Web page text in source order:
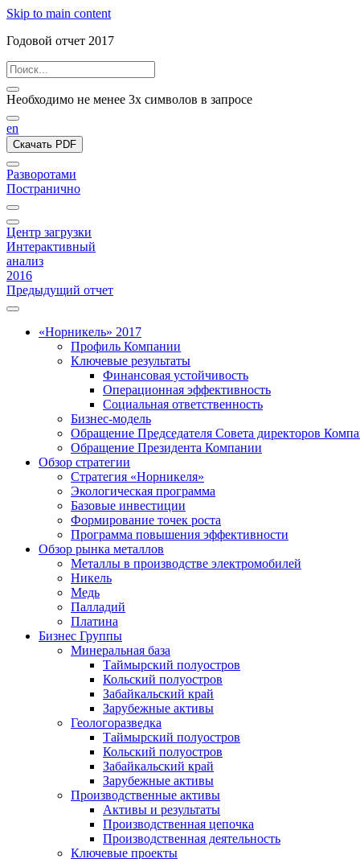
Skip to main content
Годовой отчет 2017
Необходимо не менее 3х символов в запросе
en
Скачать PDF
Разворотами
Постранично
Центр загрузки
Интерактивный
анализ
2016
Предыдущий отчет
«Норникель» 2017
Профиль Компании
Ключевые результаты
Финансовая устойчивость
Операционная эффективность
Социальная ответственность
Бизнес-модель
Обращение Председателя Совета директоров
Обращение Президента Компании
Обзор стратегии
Стратегия «Норникеля»
Экологическая программа
Базовые инвестиции
Формирование точек роста
Программа повышения эффективности
Обзор рынка металлов
Металлы в производстве электромобилей
Никель
Медь
Палладий
Платина
Бизнес Группы
Минеральная база
Таймырский полуостров
Кольский полуостров
Забайкальский край
Зарубежные активы
Геологоразведка
Таймырский полуостров
Кольский полуостров
Забайкальский край
Зарубежные активы
Производственные активы
Активы и результаты
Производственная цепочка
Производственная деятельность
Ключевые проекты